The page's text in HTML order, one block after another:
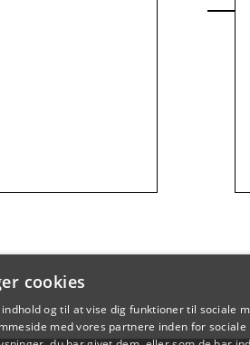
cookies
og til at vise dig funktioner til sociale
med vores partnere inden for